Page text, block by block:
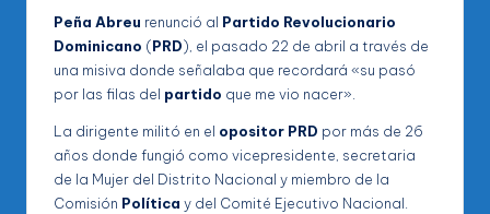
Peña Abreu renunció al Partido Revolucionario
Dominicano (PRD), el pasado 22 de abril a través de
una misiva donde señalaba que recordará «su pasó
por las filas del partido que me vio nacer».
La dirigente militó en el opositor PRD por más de 26
años donde fungió como vicepresidente, secretaria
de la Mujer del Distrito Nacional y miembro de la
Comisión Política y del Comité Ejecutivo Nacional.